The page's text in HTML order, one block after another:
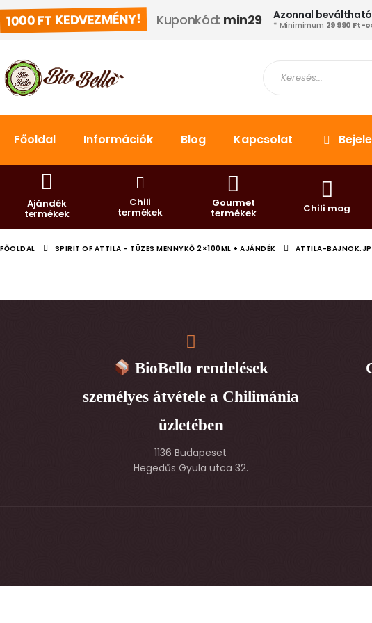
1000 FT KEDVEZMÉNY! Kuponkód: min29 Azonnal beváltható
* Minimimum 29 990 Ft-
Főoldal Információk Blog Kapcsolat
Ajándék
termékek
Chili
termékek
Gourmet
termékek Chili mag
FŐOLDAL SPIRIT OF ATTILA – TÜZES MENNYKŐ 2×100ML + AJÁNDÉK ATTILA-
BioBello rendelések
személyes átvétele a Chilimánia
üzletében
1136 Budapeset
Hegedűs Gyula utca 32.